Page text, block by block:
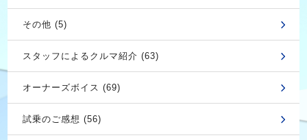
その他 (5)
スタッフによるクルマ紹介 (63)
オーナーズボイス (69)
試乗のご感想 (56)